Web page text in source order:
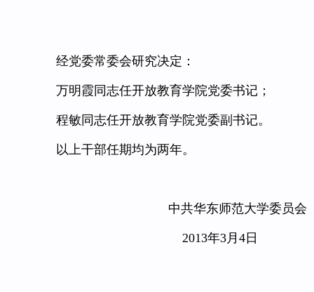
经党委常委会研究决定：
万明霞同志任开放教育学院党委书记；
程敏同志任开放教育学院党委副书记。
以上干部任期均为两年。
中共华东师范大学委员会
2013年3月4日